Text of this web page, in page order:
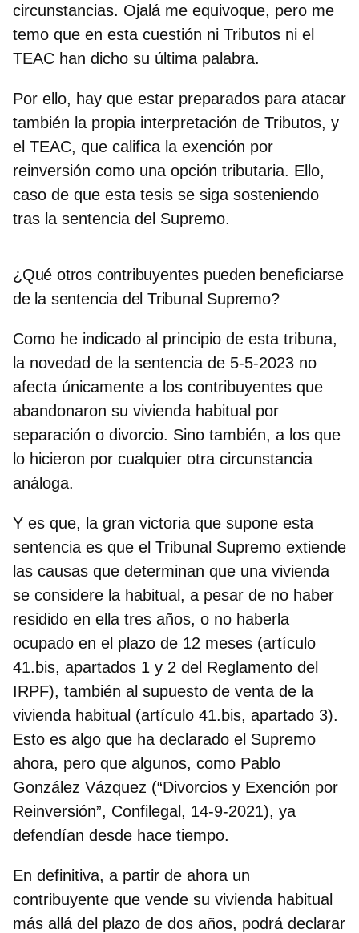
circunstancias. Ojalá me equivoque, pero me
temo que en esta cuestión ni Tributos ni el
TEAC han dicho su última palabra.
Por ello, hay que estar preparados para atacar
también la propia interpretación de Tributos, y
el TEAC, que califica la exención por
reinversión como una opción tributaria. Ello,
caso de que esta tesis se siga sosteniendo
tras la sentencia del Supremo.
¿Qué otros contribuyentes pueden beneficiarse
de la sentencia del Tribunal Supremo?
Como he indicado al principio de esta tribuna,
la novedad de la sentencia de 5-5-2023 no
afecta únicamente a los contribuyentes que
abandonaron su vivienda habitual por
separación o divorcio. Sino también, a los que
lo hicieron por cualquier otra circunstancia
análoga.
Y es que, la gran victoria que supone esta
sentencia es que el Tribunal Supremo extiende
las causas que determinan que una vivienda
se considere la habitual, a pesar de no haber
residido en ella tres años, o no haberla
ocupado en el plazo de 12 meses (artículo
41.bis, apartados 1 y 2 del Reglamento del
IRPF), también al supuesto de venta de la
vivienda habitual (artículo 41.bis, apartado 3).
Esto es algo que ha declarado el Supremo
ahora, pero que algunos, como Pablo
González Vázquez (“Divorcios y Exención por
Reinversión”, Confilegal, 14-9-2021), ya
defendían desde hace tiempo.
En definitiva, a partir de ahora un
contribuyente que vende su vivienda habitual
más allá del plazo de dos años, podrá declarar